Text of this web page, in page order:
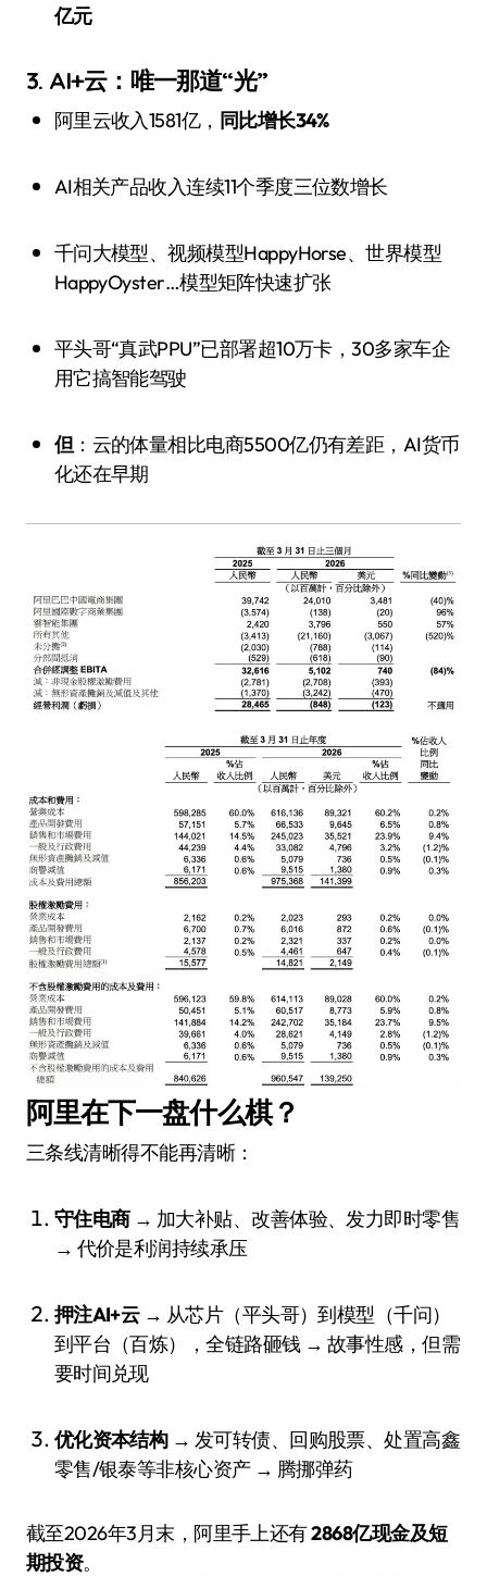
亿元
3. AI+云：唯一那道“光”
阿里云收入1581亿， 同比增长34%
AI相关产品收入连续11个季度三位数增长
千问大模型、视频模型HappyHorse、世界模型
HappyOyster…模型矩阵快速扩张
平头哥“真武PPU”已部署超10万卡，30多家车企
用它搞智能驾驶
但：云的体量相比电商5500亿仍有差距，AI货币
化还在早期
阿里在下一盘什么棋？
三条线清晰得不能再清晰：
守住电商→ 加大补贴、改善体验、发力即时零售
→ 代价是利润持续承压
押注AI+云→ 从芯片（平头哥）到模型（千问）
到平台（百炼），全链路砸钱 → 故事性感，但需
要时间兑现
优化资本结构→ 发可转债、回购股票、处置高鑫
零售/银泰等非核心资产 → 腾挪弹药
截至2026年3月末，阿里手上还有2868亿现金及短
期投资。